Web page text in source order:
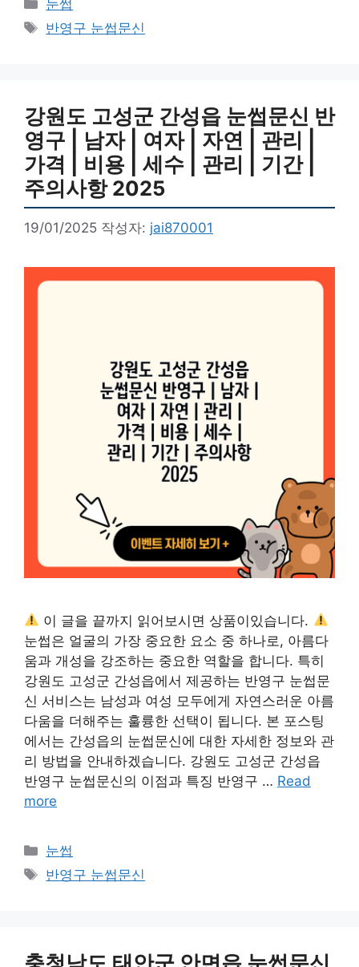
테
눈썹
태
반영구 눈썹문신
강원도 고성군 간성읍 눈썹문신 반
영구 | 남자 | 여자 | 자연 | 관리 |
가격 | 비용 | 세수 | 관리 | 기간 |
주의사항 2025
19/01/2025 작성자: jai870001
이 글을 끝까지 읽어보시면 상품이있습니다.
눈썹은 얼굴의 가장 중요한 요소 중 하나로, 아름다
움과 개성을 강조하는 중요한 역할을 합니다. 특히
강원도 고성군 간성읍에서 제공하는 반영구 눈썹문
신 서비스는 남성과 여성 모두에게 자연스러운 아름
다움을 더해주는 훌륭한 선택이 됩니다. 본 포스팅
에서는 간성읍의 눈썹문신에 대한 자세한 정보와 관
리 방법을 안내하겠습니다. 강원도 고성군 간성읍
반영구 눈썹문신의 이점과 특징 반영구 … Read
more
카
테
눈썹
태
반영구 눈썹문신